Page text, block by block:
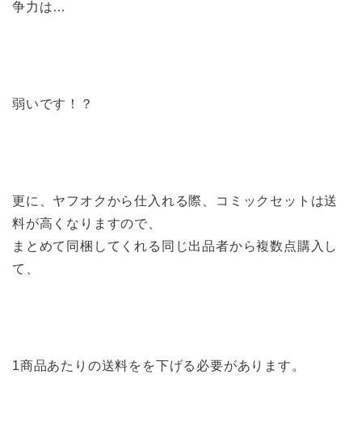
争力は…
弱いです！？
更に、ヤフオクから仕入れる際、コミックセットは送
料が高くなりますので、
まとめて同梱してくれる同じ出品者から複数点購入し
て、
1商品あたりの送料をを下げる必要があります。